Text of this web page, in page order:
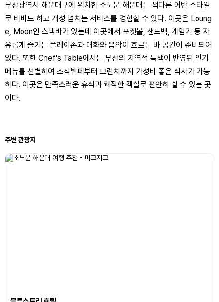
부산광역시 해운대구에 위치한 소노문 해운대는 색다른 어반 스타일
로 비비드 하고 개성 넘치는 서비스를 경험할 수 있다. 이곳은 Loung
e, Moon인 스낵바가 있는데 이곳에서 포켓볼, 샌드백, 게임기 등 자
유롭게 즐기는 플레이존과 대화와 음악이 흐르는 바 공간이 준비되어
있다. 또한 Chef's Table에서는 부산의 지역적 특색이 반영된 인기
메뉴를 선별하여 조식뷔페부터 브런치까지 가성비 좋은 식사가 가능
하다. 이곳은 만족스러운 휴식과 쾌적한 객실로 편안히 쉴 수 있는 곳
이다.
주변 관광지